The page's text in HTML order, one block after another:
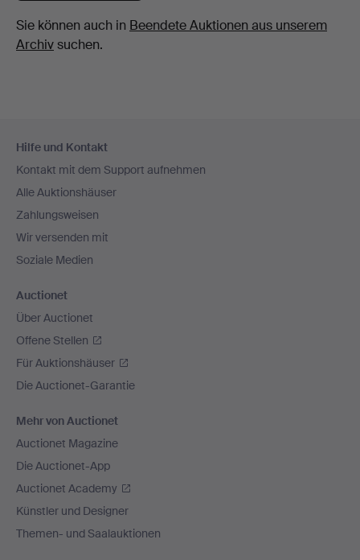
Sie können auch in Beendete Auktionen aus unserem
Archivsuchen.
Navigation
Hilfe und Kontakt
Kontakt mit dem Support aufnehmen
Alle Auktionshäuser
Zahlungsweisen
Wir versenden mit
Soziale Medien
Auctionet
Über Auctionet
Offene Stellen
Für Auktionshäuser
Die Auctionet-Garantie
Mehr von Auctionet
Auctionet Magazine
Die Auctionet-App
Auctionet Academy
Künstler und Designer
Themen- und Saalauktionen